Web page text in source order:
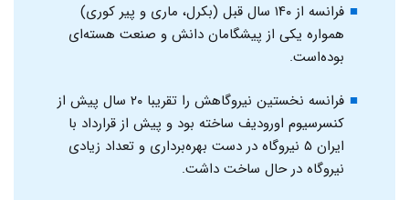
فرانسه از ۱۴۰ سال قبل (بکرل، ماری و پیر کوری)‌
همواره یکی از پیشگامان دانش و صنعت هسته‌ای
بوده‌است.
فرانسه نخستین نیروگاهش را تقریبا ۲۰ سال پیش از
کنسرسیوم اورودیف ساخته بود و پیش از قرارداد با
ایران ۵ نیروگاه در دست بهره‌برداری و تعداد زیادی
نیروگاه در حال ساخت داشت.